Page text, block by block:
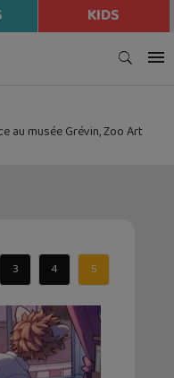
KIDS
au musée Grévin, Zoo Art
3 4 5